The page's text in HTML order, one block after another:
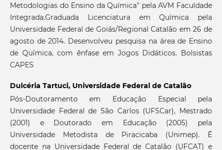
Metodologias do Ensino da Química" pela AVM Faculdade
Integrada.Graduada Licenciatura em Química pela
Universidade Federal de Goiás/Regional Catalão em 26 de
agosto de 2014. Desenvolveu pesquisa na área de Ensino
de Química, com ênfase em Jogos Didáticos. Bolsistas
CAPES
Dulcéria Tartuci, Universidade Federal de Catalão
Pós-Doutoramento em Educação Especial pela
Universidade Federal de São Carlos (UFSCar), Mestrado
(2001) e Doutorado em Educação (2005) pela
Universidade Metodista de Piracicaba (Unimep). É
docente na Universidade Federal de Catalão (UFCAT) e